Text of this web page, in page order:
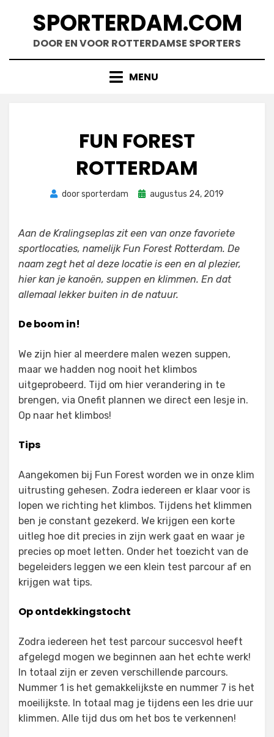
SPORTERDAM.COM
DOOR EN VOOR ROTTERDAMSE SPORTERS
MENU
FUN FOREST
ROTTERDAM
doorsporterdam
Geplaatst
augustus 24, 2019
Aan de Kralingseplas zit een van onze favoriete
sportlocaties, namelijk Fun Forest Rotterdam. De
naam zegt het al deze locatie is een en al plezier,
hier kan je kanoën, suppen en klimmen. En dat
allemaal lekker buiten in de natuur.
De boom in!
We zijn hier al meerdere malen wezen suppen,
maar we hadden nog nooit het klimbos
uitgeprobeerd. Tijd om hier verandering in te
brengen, via Onefit plannen we direct een lesje in.
Op naar het klimbos!
Tips
Aangekomen bij Fun Forest worden we in onze klim
uitrusting gehesen. Zodra iedereen er klaar voor is
lopen we richting het klimbos. Tijdens het klimmen
ben je constant gezekerd. We krijgen een korte
uitleg hoe dit precies in zijn werk gaat en waar je
precies op moet letten. Onder het toezicht van de
begeleiders leggen we een klein test parcour af en
krijgen wat tips.
Op ontdekkingstocht
Zodra iedereen het test parcour succesvol heeft
afgelegd mogen we beginnen aan het echte werk!
In totaal zijn er zeven verschillende parcours.
Nummer 1 is het gemakkelijkste en nummer 7 is het
moeilijkste. In totaal mag je tijdens een les drie uur
klimmen. Alle tijd dus om het bos te verkennen!